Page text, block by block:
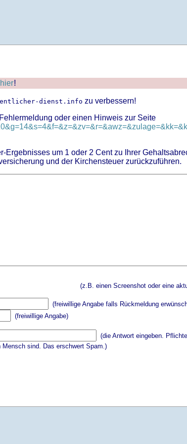
hier!
dienst.info zu verbessern!
oder einen Hinweis zur Seite
Ergebnisses um 1 oder 2 Cent zu Ihrer
und der Kirchensteuer zurückzuführen.
(z.B. einen Screenshot oder eine
(freiwillige Angabe falls Rückmeldung
(freiwillige Angabe)
(die Antwort eingeben.
sind. Das erschwert Spam.)